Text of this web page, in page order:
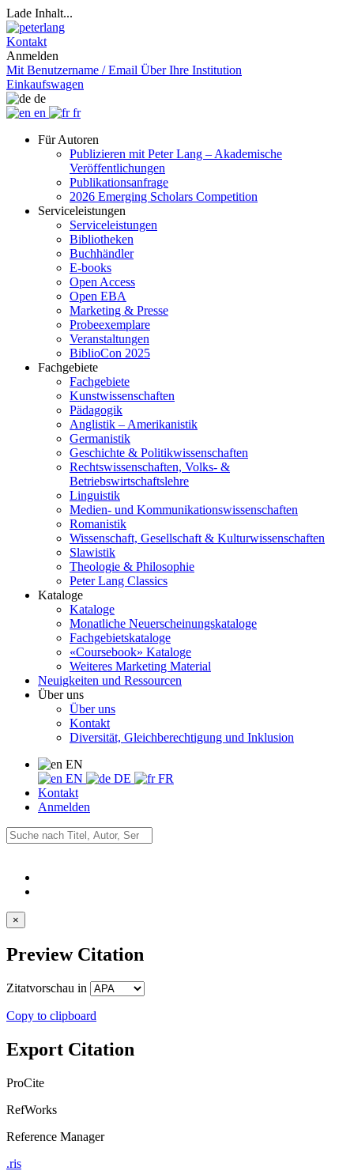
Lade Inhalt...
Kontakt
Anmelden
Mit Benutzername / Email Über Ihre Institution
Einkaufswagen
de
en
fr
Für Autoren
Publizieren mit Peter Lang – Akademische
Veröffentlichungen
Publikationsanfrage
2026 Emerging Scholars Competition
Serviceleistungen
Serviceleistungen
Bibliotheken
Buchhändler
E-books
Open Access
Open EBA
Marketing & Presse
Probeexemplare
Veranstaltungen
BiblioCon 2025
Fachgebiete
Fachgebiete
Kunstwissenschaften
Pädagogik
Anglistik – Amerikanistik
Germanistik
Geschichte & Politikwissenschaften
Rechtswissenschaften, Volks- &
Betriebswirtschaftslehre
Linguistik
Medien- und Kommunikationswissenschaften
Romanistik
Wissenschaft, Gesellschaft & Kulturwissenschaften
Slawistik
Theologie & Philosophie
Peter Lang Classics
Kataloge
Kataloge
Monatliche Neuerscheinungskataloge
Fachgebietskataloge
«Coursebook» Kataloge
Weiteres Marketing Material
Neuigkeiten und Ressourcen
Über uns
Über uns
Kontakt
Diversität, Gleichberechtigung und Inklusion
EN
EN
DE
FR
Kontakt
Anmelden
×
Preview Citation
Zitatvorschau in
Copy to clipboard
Export Citation
ProCite
RefWorks
Reference Manager
.ris